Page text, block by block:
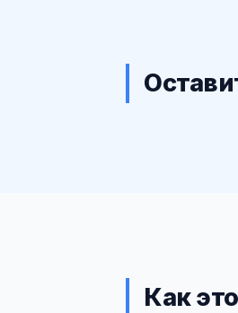
Как